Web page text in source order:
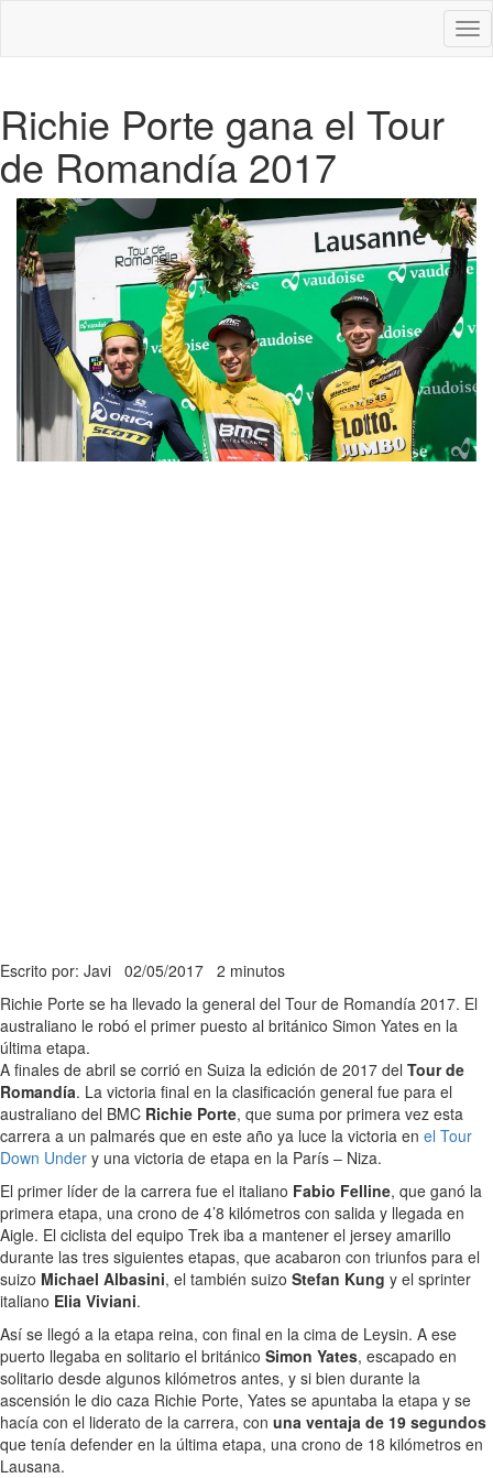
Richie Porte gana el Tour
de Romandía 2017
Escrito por: Javi 02/05/2017 2 minutos
Richie Porte se ha llevado la general del Tour de Romandía 2017. El
australiano le robó el primer puesto al británico Simon Yates en la
última etapa.
A finales de abril se corrió en Suiza la edición de 2017 del Tour de
Romandía. La victoria final en la clasificación general fue para el
australiano del BMC Richie Porte, que suma por primera vez esta
carrera a un palmarés que en este año ya luce la victoria en el Tour
Down Under y una victoria de etapa en la París – Niza.
El primer líder de la carrera fue el italiano Fabio Felline, que ganó la
primera etapa, una crono de 4’8 kilómetros con salida y llegada en
Aigle. El ciclista del equipo Trek iba a mantener el jersey amarillo
durante las tres siguientes etapas, que acabaron con triunfos para el
suizo Michael Albasini, el también suizo Stefan Kung y el sprinter
italiano Elia Viviani.
Así se llegó a la etapa reina, con final en la cima de Leysin. A ese
puerto llegaba en solitario el británico Simon Yates, escapado en
solitario desde algunos kilómetros antes, y si bien durante la
ascensión le dio caza Richie Porte, Yates se apuntaba la etapa y se
hacía con el liderato de la carrera, con una ventaja de 19 segundos
que tenía defender en la última etapa, una crono de 18 kilómetros en
Lausana.